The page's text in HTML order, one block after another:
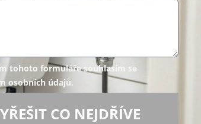
tohoto formuláře souhlasím se
osobních údajů.
CO NEJDŘÍVE